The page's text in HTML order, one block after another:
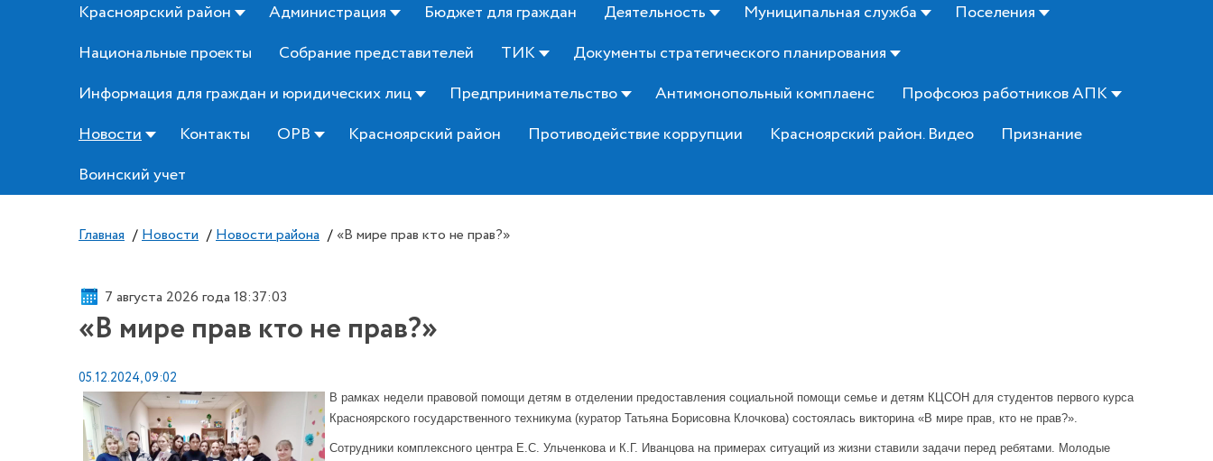
Красноярский район Администрация Бюджет для граждан Деятельность Муниципальная служба
Поселения
Национальные проекты
Собрание представителей ТИК
Документы стратегического планирования
Информация для граждан и юридических лиц
Предпринимательство Антимонопольный комплаенс
Профсоюз работников АПК
Новости
Контакты ОРВ Красноярский район Противодействие коррупции Красноярский район. Видео
Признание
Воинский учет
Главная / Новости / Новости района / «В мире прав кто не прав?»
7 августа 2026 года 18:37:03
«В мире прав кто не прав?»
05.12.2024, 09:02
В рамках недели правовой помощи детям в отделении предоставления социальной помощи семье и детям КЦСОН для студентов первого курса
Красноярского государственного техникума (куратор Татьяна Борисовна Клочкова) состоялась викторина «В мире прав, кто не прав?».
Сотрудники комплексного центра Е.С. Ульченкова и К.Г. Иванцова на примерах ситуаций из жизни ставили задачи перед ребятами. Молодые